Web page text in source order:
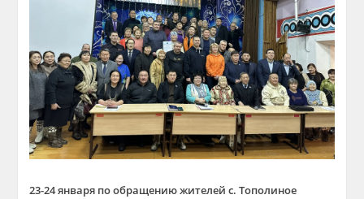
23-24 января по обращению жителей с. Тополиное